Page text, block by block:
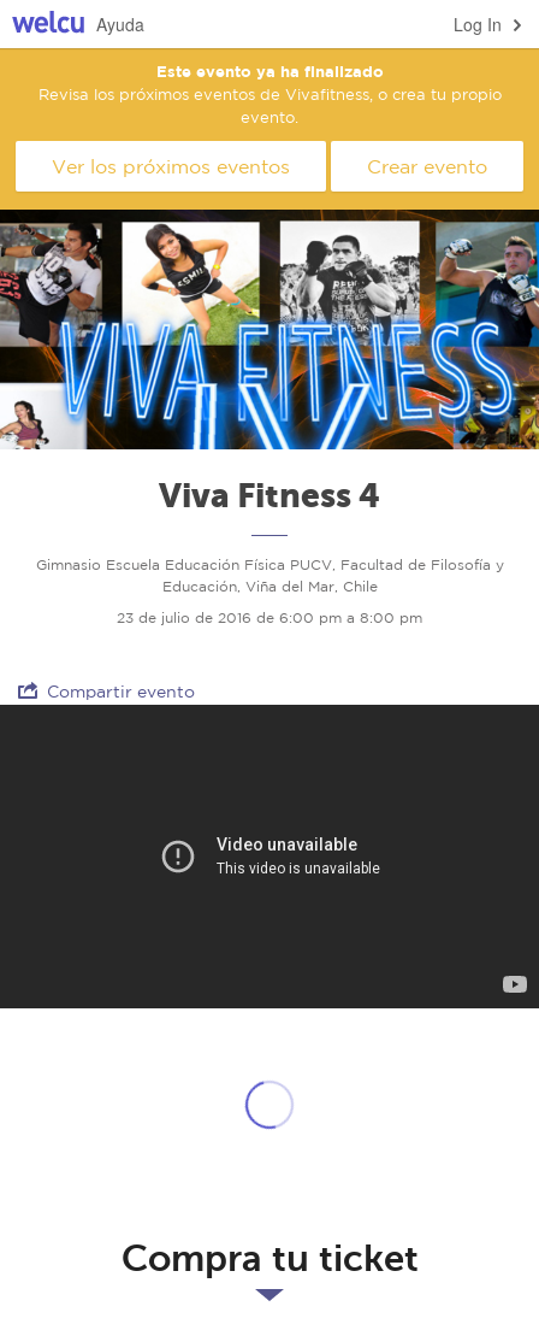
Log In
Ayuda
Este evento ya ha finalizado
Revisa los próximos eventos de Vivafitness, o crea tu propio
evento.
Ver los próximos eventos Crear evento
Viva Fitness 4
Gimnasio Escuela Educación Física PUCV, Facultad de Filosofía y
Educación, Viña del Mar, Chile
23 de julio de 2016 de 6:00 pm a 8:00 pm
Compartir evento
Compra tu ticket